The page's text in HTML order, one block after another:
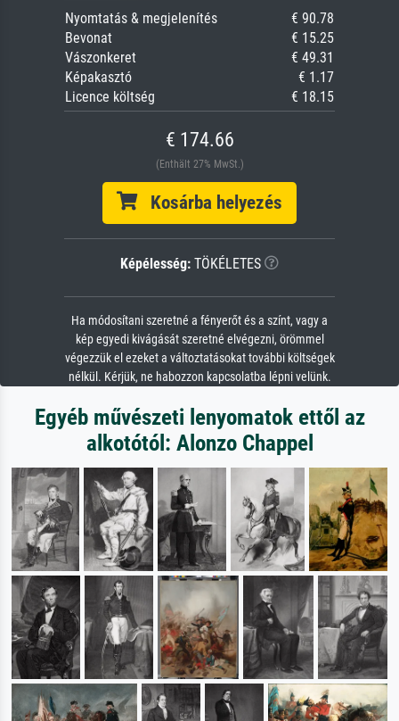
Nyomtatás & megjelenítés
€ 90.78
Bevonat
€ 15.25
Vászonkeret
€ 49.31
Képakasztó
€ 1.17
Licence költség
€ 18.15
€ 174.66
(Enthält 27% MwSt.)
Kosárba helyezés
Képélesség: TÖKÉLETES
Ha módosítani szeretné a fényerőt és a színt, vagy a
kép egyedi kivágását szeretné elvégezni, örömmel
végezzük el ezeket a változtatásokat további költségek
nélkül. Kérjük, ne habozzon kapcsolatba lépni velünk.
Egyéb művészeti lenyomatok ettől az
alkotótól: Alonzo Chappel